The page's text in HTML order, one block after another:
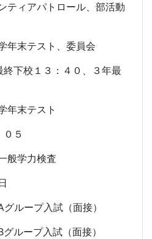
ティアパトロール、部活動
年末テスト、委員会
校１３：４０、３年最
年末テスト
５
般学力検査
グループ入試（面接）
グループ入試（面接）